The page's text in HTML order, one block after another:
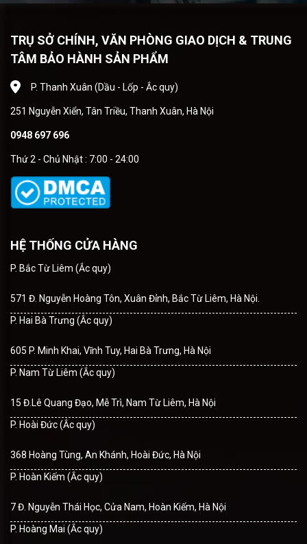
TRỤ SỞ CHÍNH, VĂN PHÒNG GIAO DỊCH & TRUNG
TÂM BẢO HÀNH SẢN PHẨM
P. Thanh Xuân (Dầu - Lốp - Ắc quy)
251 Nguyễn Xiển, Tân Triều, Thanh Xuân, Hà Nội
0948 697 696
Thứ 2 - Chủ Nhật : 7:00 - 24:00
HỆ THỐNG CỬA HÀNG
P. Bắc Từ Liêm (Ắc quy)
571 Đ. Nguyễn Hoàng Tôn, Xuân Đỉnh, Bắc Từ Liêm, Hà Nội.
P. Hai Bà Trưng (Ắc quy)
605 P. Minh Khai, Vĩnh Tuy, Hai Bà Trưng, Hà Nội
P. Nam Từ Liêm (Ắc quy)
15 Đ.Lê Quang Đạo, Mễ Trì, Nam Từ Liêm, Hà Nội
P. Hoài Đức (Ắc quy)
368 Hoàng Tùng, An Khánh, Hoài Đức, Hà Nội
P. Hoàn Kiếm (Ắc quy)
7 Đ. Nguyễn Thái Học, Cửa Nam, Hoàn Kiếm, Hà Nội
P. Hoàng Mai (Ắc quy)